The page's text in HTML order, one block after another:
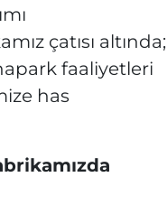
çatısı altında;
faaliyetleri
has